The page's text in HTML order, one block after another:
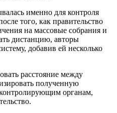
именно для контроля
того, как правительство
на массовые собрания и
дистанцию, авторы
добавив ей несколько
расстояние между
полученную
органам,